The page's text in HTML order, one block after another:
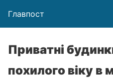
Главпост
Приватні
похилого віку в